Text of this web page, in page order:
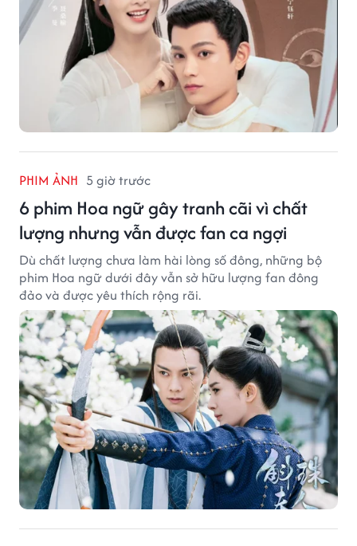
PHIM ẢNH 5 giờ trước
6 phim Hoa ngữ gây tranh cãi vì chất
lượng nhưng vẫn được fan ca ngợi
Dù chất lượng chưa làm hài lòng số đông, những bộ
phim Hoa ngữ dưới đây vẫn sở hữu lượng fan đông
đảo và được yêu thích rộng rãi.